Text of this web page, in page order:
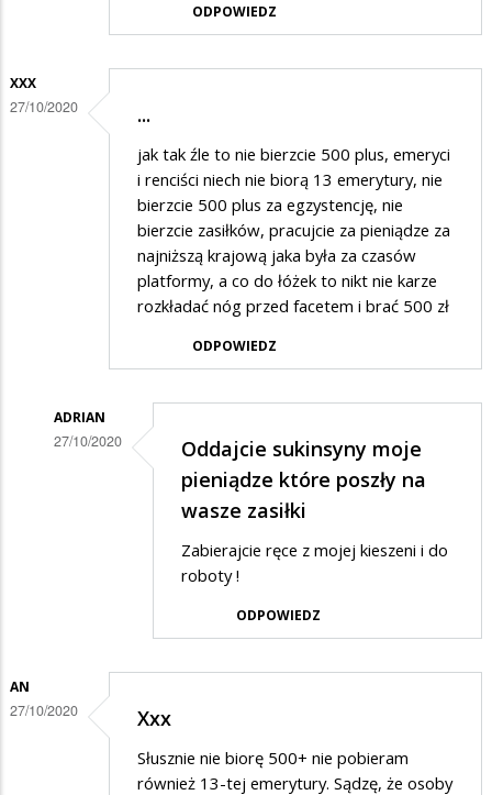
ODPOWIEDZ
XXX
27/10/2020 ...
jak tak źle to nie bierzcie 500 plus, emeryci
i renciści niech nie biorą 13 emerytury, nie
bierzcie 500 plus za egzystencję, nie
bierzcie zasiłków, pracujcie za pieniądze za
najniższą krajową jaka była za czasów
platformy, a co do łóżek to nikt nie karze
rozkładać nóg przed facetem i brać 500 zł
ODPOWIEDZ
ADRIAN
27/10/2020
Oddajcie sukinsyny moje
pieniądze które poszły na
wasze zasiłki
Zabierajcie ręce z mojej kieszeni i do
roboty !
ODPOWIEDZ
AN
27/10/2020 Xxx
Słusznie nie biorę 500+ nie pobieram
również 13-tej emerytury. Sądzę, że osoby